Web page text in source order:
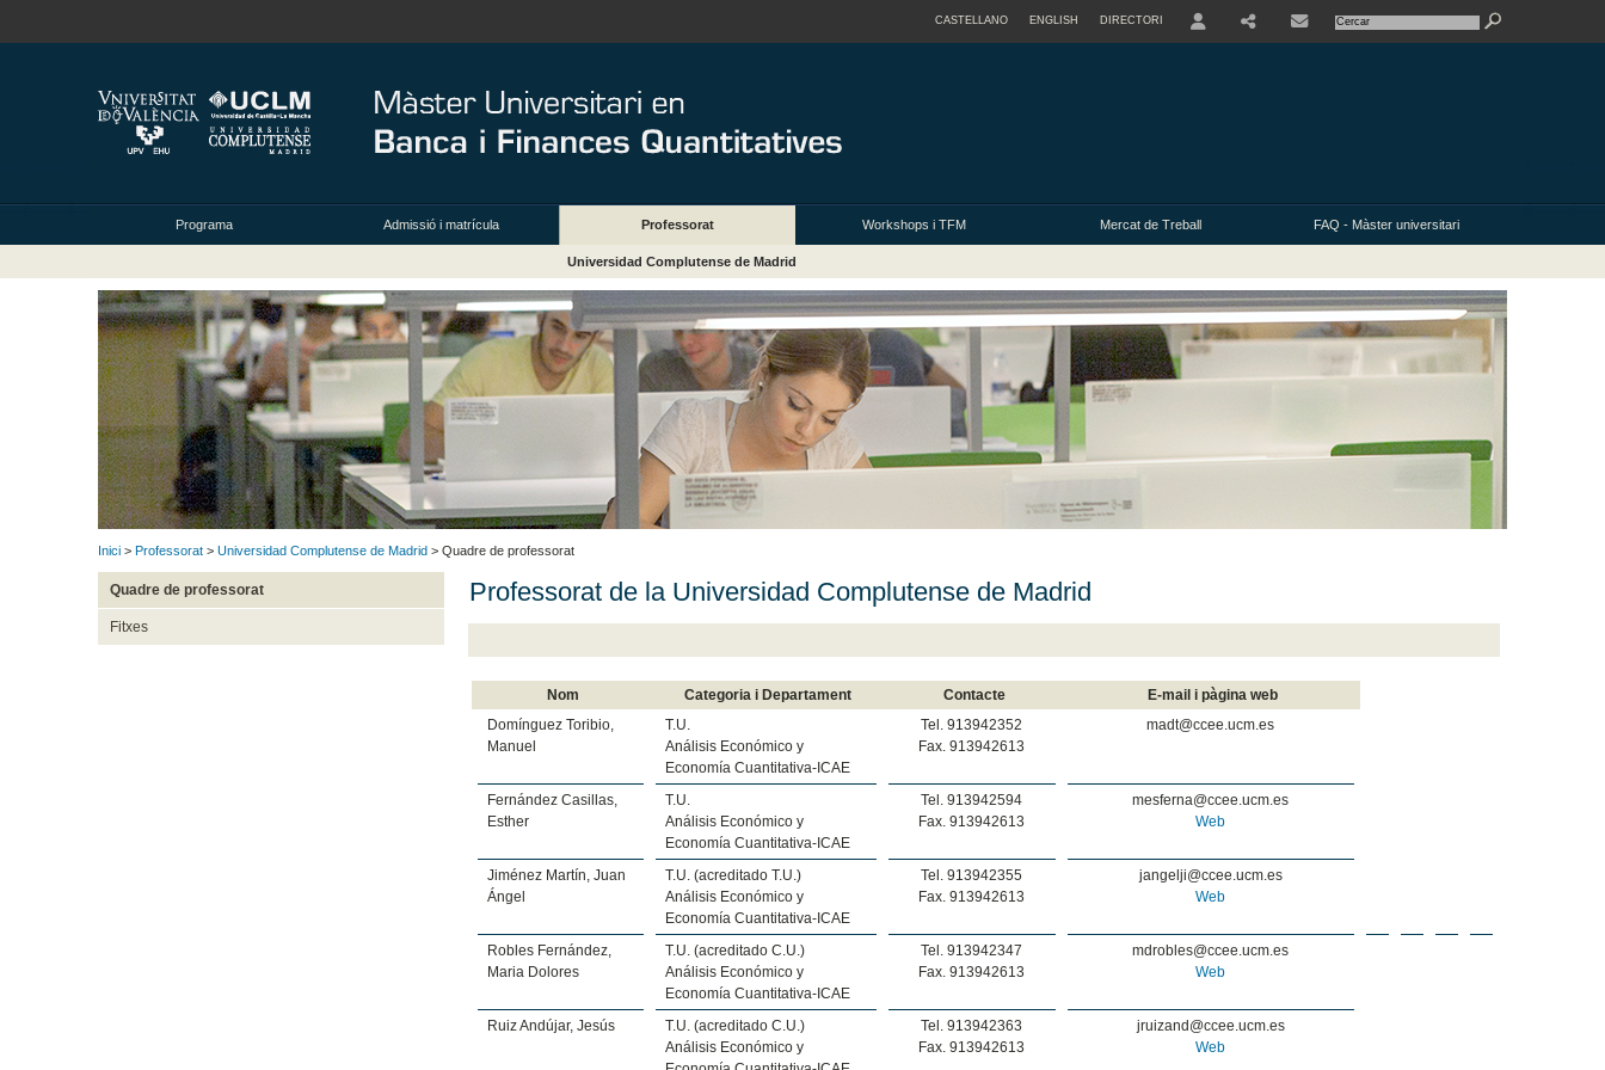
CASTELLANO ENGLISH DIRECTORI
Programa Admissió i matrícula Professorat Workshops i TFM Mercat de Treball FAQ - Màster universitari
Universidad Complutense de Madrid
Inici > Professorat > Universidad Complutense de Madrid > Quadre de professorat
Quadre de professorat
Fitxes
Professorat de la Universidad Complutense de Madrid
Nom Categoria i Departament Contacte
E-mail i pàgina web
Domínguez Toribio,
Manuel
T.U.
Análisis Económico y
Economía Cuantitativa-ICAE
Tel. 913942352
Fax. 913942613
madt@ccee.ucm.es
Fernández Casillas,
Esther
T.U.
Análisis Económico y
Economía Cuantitativa-ICAE
Tel. 913942594
Fax. 913942613
mesferna@ccee.ucm.es
Web
Jiménez Martín, Juan
Ángel
T.U. (acreditado T.U.)
Análisis Económico y
Economía Cuantitativa-ICAE
Tel. 913942355
Fax. 913942613
jangelji@ccee.ucm.es
Web
Robles Fernández,
Maria Dolores
T.U. (acreditado C.U.)
Análisis Económico y
Economía Cuantitativa-ICAE
Tel. 913942347
Fax. 913942613
mdrobles@ccee.ucm.es
Web
Ruiz Andújar, Jesús
T.U. (acreditado C.U.)
Análisis Económico y
Tel. 913942363
Fax. 913942613
jruizand@ccee.ucm.es
Web